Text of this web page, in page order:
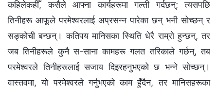
कहिलेकहीँ, कसैले आफ्ना कार्यहरूमा गल्ती गर्दछन्; त्यसपछि
तिनीहरू आफूले परमेश्‍वरलाई अप्रसन्न पारेका छन् भनी सोच्छन् र
सङ्कोची बन्छन्। कतिपय मानिसका स्थिति धेरै राम्रो हुन्छन्, तर
जब तिनीहरूले कुनै स-साना कामहरू गलत तरिकाले गर्छन्, तब
परमेश्‍वरले तिनीहरूलाई सजाय दिइरहनुभएको छ भन्‍ने सोच्छन्।
वास्तवमा, यो परमेश्‍वरले गर्नुभएको काम हुँदैन, तर मानिसहरूका